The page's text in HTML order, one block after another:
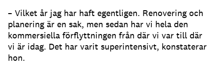
– Vilket år jag har haft egentligen. Renovering och
planering är en sak, men sedan har vi hela den
kommersiella förflyttningen från där vi var till där
vi är idag. Det har varit superintensivt, konstaterar
hon.